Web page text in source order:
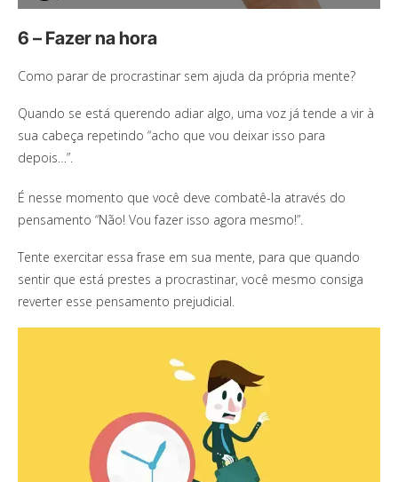
6 – Fazer na hora
Como parar de procrastinar sem ajuda da própria mente?
Quando se está querendo adiar algo, uma voz já tende a vir à
sua cabeça repetindo “acho que vou deixar isso para
depois…”.
É nesse momento que você deve combatê-la através do
pensamento “Não! Vou fazer isso agora mesmo!”.
Tente exercitar essa frase em sua mente, para que quando
sentir que está prestes a procrastinar, você mesmo consiga
reverter esse pensamento prejudicial.